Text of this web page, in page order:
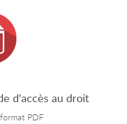
d'accès au droit
PDF